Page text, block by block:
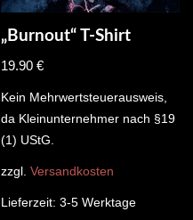
„Burnout“ T-Shirt
19.90€
Kein Mehrwertsteuerausweis,
da Kleinunternehmer nach §19
(1) UStG.
zzgl.Versandkosten
Lieferzeit:3-5 Werktage